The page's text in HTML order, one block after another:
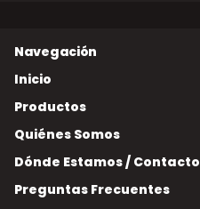
Inicio
Productos
Quiénes Somos
Dónde Estamos / Contacto
Preguntas Frecuentes